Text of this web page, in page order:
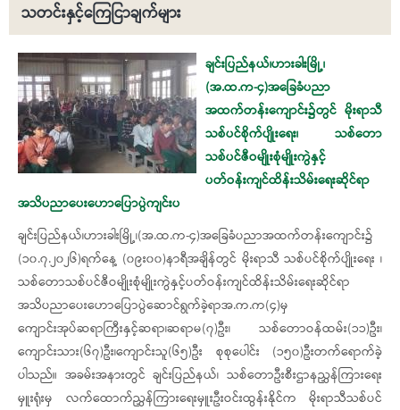
သတင်းနှင့်ကြေငြာချက်များ
ချင်းပြည်နယ်၊ဟားခါးမြို့၊
(အ.ထ.က-၄)အခြေခံပညာ
အထက်တန်းကျောင်း၌တွင် မိုးရာသီ
သစ်ပင်စိုက်ပျိုးရေး၊ သစ်တော
သစ်ပင်ဇီဝမျိုးစုံမျိုးကွဲနှင့်
ပတ်ဝန်းကျင်ထိန်းသိမ်းရေးဆိုင်ရာ
အသိပညာပေးဟောပြောပွဲကျင်းပ
ချင်းပြည်နယ်၊ဟားခါးမြို့၊(အ.ထ.က-၄)အခြေခံပညာအထက်တန်းကျောင်း၌
(၁၀.၇.၂၀၂၆)ရက်နေ့ (၀၉း၀၀)နာရီအချိန်တွင် မိုးရာသီ သစ်ပင်စိုက်ပျိုးရေး ၊
သစ်တောသစ်ပင်ဇီဝမျိုးစုံမျိုးကွဲနှင့်ပတ်ဝန်းကျင်ထိန်းသိမ်းရေးဆိုင်ရာ
အသိပညာပေးဟောပြောပွဲဆောင်ရွက်ခဲ့ရာအ.က.က(၄)မှ
ကျောင်းအုပ်ဆရာကြီးနှင့်ဆရာ၊ဆရာမ(၇)ဦး၊ သစ်တောဝန်ထမ်း(၁၁)ဦး၊
ကျောင်းသား(၆၇)ဦး၊ကျောင်းသူ(၆၅)ဦး စုစုပေါင်း (၁၅၀)ဦးတက်ရောက်ခဲ့
ပါသည်။ အခမ်းအနားတွင် ချင်းပြည်နယ်၊ သစ်တောဦးစီးဌာနညွှန်ကြားရေး
မှူးရုံးမှ လက်ထောက်ညွှန်ကြားရေးမှူးဦးဝင်းထွန်းနိုင်က မိုးရာသီသစ်ပင်
Pages